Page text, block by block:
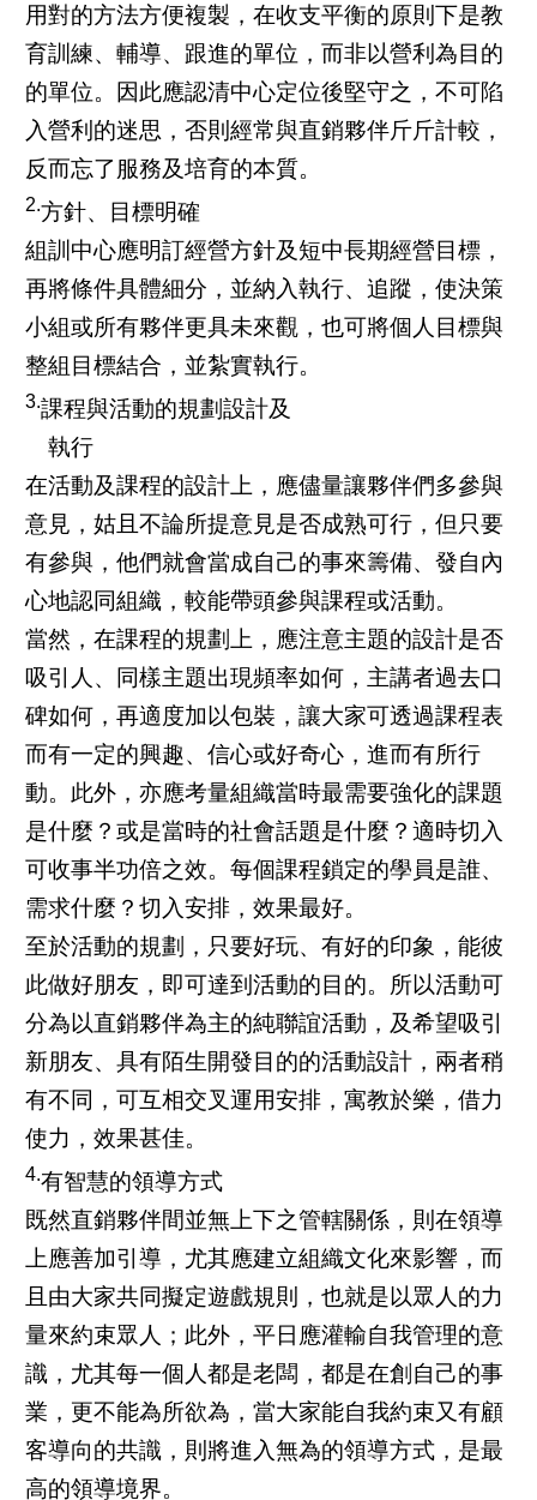
用對的方法方便複製，在收支平衡的原則下是教
育訓練、輔導、跟進的單位，而非以營利為目的
的單位。因此應認清中心定位後堅守之，不可陷
入營利的迷思，否則經常與直銷夥伴斤斤計較，
反而忘了服務及培育的本質。
2.方針、目標明確
組訓中心應明訂經營方針及短中長期經營目標，
再將條件具體細分，並納入執行、追蹤，使決策
小組或所有夥伴更具未來觀，也可將個人目標與
整組目標結合，並紮實執行。
3.課程與活動的規劃設計及
執行
在活動及課程的設計上，應儘量讓夥伴們多參與
意見，姑且不論所提意見是否成熟可行，但只要
有參與，他們就會當成自己的事來籌備、發自內
心地認同組織，較能帶頭參與課程或活動。
當然，在課程的規劃上，應注意主題的設計是否
吸引人、同樣主題出現頻率如何，主講者過去口
碑如何，再適度加以包裝，讓大家可透過課程表
而有一定的興趣、信心或好奇心，進而有所行
動。此外，亦應考量組織當時最需要強化的課題
是什麼？或是當時的社會話題是什麼？適時切入
可收事半功倍之效。每個課程鎖定的學員是誰、
需求什麼？切入安排，效果最好。
至於活動的規劃，只要好玩、有好的印象，能彼
此做好朋友，即可達到活動的目的。所以活動可
分為以直銷夥伴為主的純聯誼活動，及希望吸引
新朋友、具有陌生開發目的的活動設計，兩者稍
有不同，可互相交叉運用安排，寓教於樂，借力
使力，效果甚佳。
4.有智慧的領導方式
既然直銷夥伴間並無上下之管轄關係，則在領導
上應善加引導，尤其應建立組織文化來影響，而
且由大家共同擬定遊戲規則，也就是以眾人的力
量來約束眾人；此外，平日應灌輸自我管理的意
識，尤其每一個人都是老闆，都是在創自己的事
業，更不能為所欲為，當大家能自我約束又有顧
客導向的共識，則將進入無為的領導方式，是最
高的領導境界。